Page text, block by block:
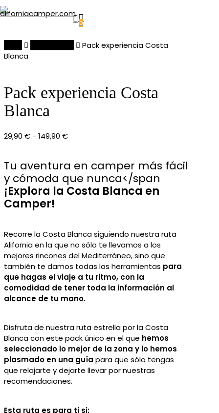
Skip
to
content
Buscar
account
0
Pack experiencia Costa
Blanca
Pack experiencia Costa
Blanca
29,90 € - 149,90 €Rango
desde
29,90 €
hasta
Tu aventura en camper más fácil
y cómoda que nunca</span
¡Explora la Costa Blanca en
Camper!
Recorre la Costa Blanca siguiendo nuestra ruta
Alifornia en la que no sólo te llevamos a los
mejores rincones del Mediterráneo, sino que
también te damos todas las herramientas para
que hagas el viaje a tu ritmo, con la
comodidad de tener toda la información al
alcance de tu mano.
Disfruta de nuestra ruta estrella por la Costa
Blanca con este pack único en el que hemos
seleccionado lo mejor de la zona y lo hemos
plasmado en una guía para que sólo tengas
que relajarte y dejarte llevar por nuestras
recomendaciones.
Esta ruta es para ti si: